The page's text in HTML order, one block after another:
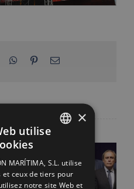
WhatsApp
PinterestEmail
ENGLISH
×
utilise
MARÍTIMA, S.L. utilise
et ceux de tiers pour
notre site Web et